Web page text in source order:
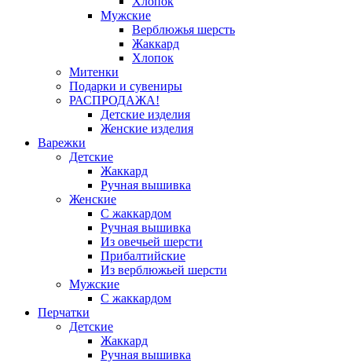
Мужские
Верблюжья шерсть
Жаккард
Хлопок
Митенки
Подарки и сувениры
РАСПРОДАЖА!
Детские изделия
Женские изделия
Варежки
Детские
Жаккард
Ручная вышивка
Женские
С жаккардом
Ручная вышивка
Из овечьей шерсти
Прибалтийские
Из верблюжьей шерсти
Мужские
С жаккардом
Перчатки
Детские
Жаккард
Ручная вышивка